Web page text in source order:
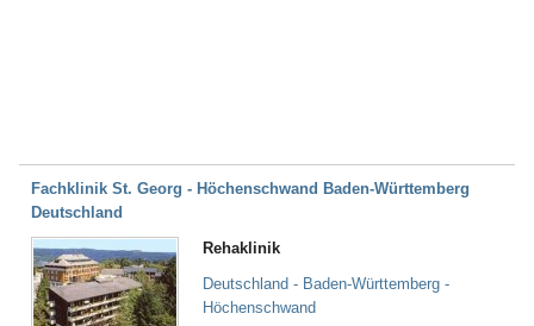
Fachklinik St. Georg - Höchenschwand Baden-Württemberg
Deutschland
Rehaklinik
Deutschland - Baden-Württemberg -
Höchenschwand